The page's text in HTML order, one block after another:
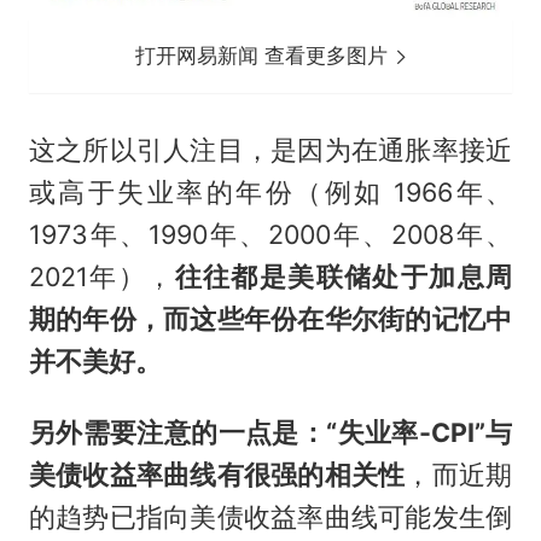
打开网易新闻 查看更多图片
这之所以引人注目，是因为在通胀率接近
或高于失业率的年份（例如 1966年、
1973年、1990年、2000年、2008年、
2021年）， 往往都是美联储处于加息周
期的年份，而这些年份在华尔街的记忆中
并不美好。
另外需要注意的一点是：“失业率-CPI”与
美债收益率曲线有很强的相关性 ，而近期
的趋势已指向美债收益率曲线可能发生倒